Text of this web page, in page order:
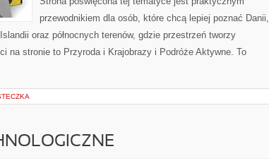
przewodnikiem dla osób, które chcą lepiej poznać Danii,
oraz północnych terenów, gdzie przestrzeń tworzy
na stronie to Przyroda i Krajobrazy i Podróże Aktywne. To